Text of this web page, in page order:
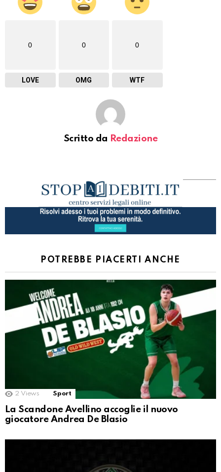
0
LOVE
0
OMG
0
WTF
Scritto da Redazione
POTREBBE PIACERTI ANCHE
2 Views Sport
La Scandone Avellino accoglie il nuovo
giocatore Andrea De Blasio